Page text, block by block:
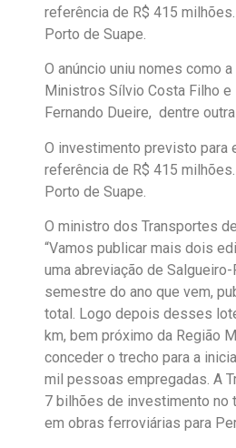
referência de R$ 415
Porto de Suape.
O anúncio uniu nomes como
Ministros Sílvio Costa Filho
Fernando Dueire, dentre
O investimento previsto para
referência de R$ 415
Porto de Suape.
O ministro dos Transportes
“Vamos publicar mais dois
uma abreviação de
semestre do ano que vem,
total. Logo depois desses
km, bem próximo da Região
conceder o trecho para a
mil pessoas empregadas. A
7 bilhões de investimento no
em obras ferroviárias para